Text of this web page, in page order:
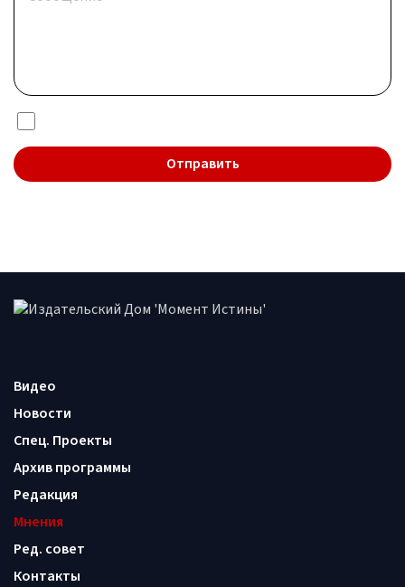
Видео
Новости
Спец. Проекты
Архив программы
Редакция
Мнения
Ред. совет
Контакты